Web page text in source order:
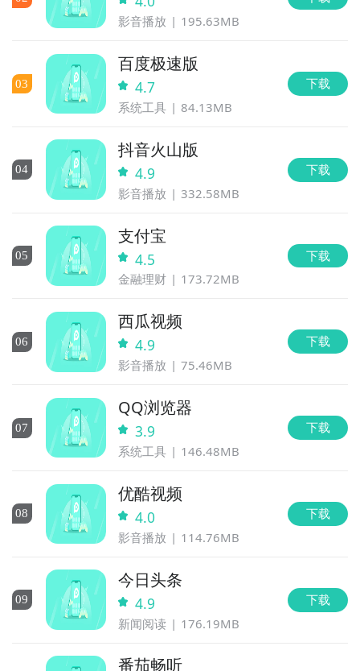
影音播放 195.63MB
03
百度极速版
4.7
系统工具 84.13MB
下载
04
抖音火山版
4.9
影音播放 332.58MB
下载
05
支付宝
4.5
金融理财 173.72MB
下载
06
西瓜视频
4.9
影音播放 75.46MB
下载
07
QQ浏览器
3.9
系统工具 146.48MB
下载
08
优酷视频
4.0
影音播放 114.76MB
下载
09
今日头条
4.9
新闻阅读 176.19MB
下载
番茄畅听